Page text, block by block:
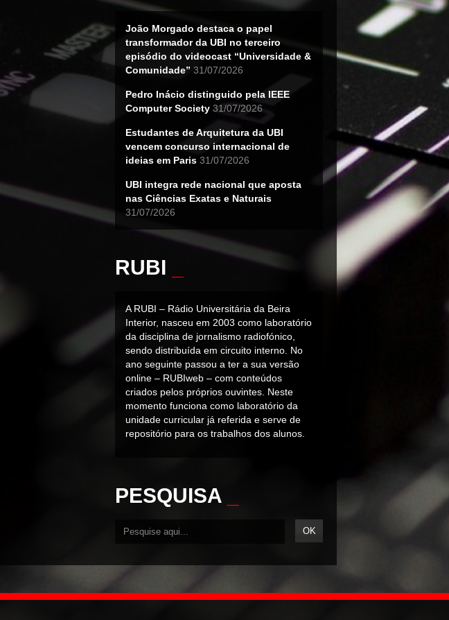
João Morgado destaca o papel
transformador da UBI no terceiro
episódio do videocast “Universidade &
Comunidade” 31/07/2026
Pedro Inácio distinguido pela IEEE
Computer Society 31/07/2026
Estudantes de Arquitetura da UBI
vencem concurso internacional de
ideias em Paris 31/07/2026
UBI integra rede nacional que aposta
nas Ciências Exatas e Naturais
31/07/2026
RUBI
A RUBI – Rádio Universitária da Beira
Interior, nasceu em 2003 como laboratório
da disciplina de jornalismo radiofónico,
sendo distribuída em circuito interno. No
ano seguinte passou a ter a sua versão
online – RUBIweb – com conteúdos
criados pelos próprios ouvintes. Neste
momento funciona como laboratório da
unidade curricular já referida e serve de
repositório para os trabalhos dos alunos.
PESQUISA